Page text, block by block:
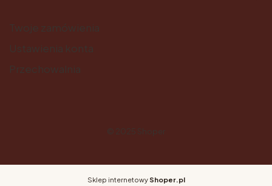
Sklep internetowy Shoper.pl